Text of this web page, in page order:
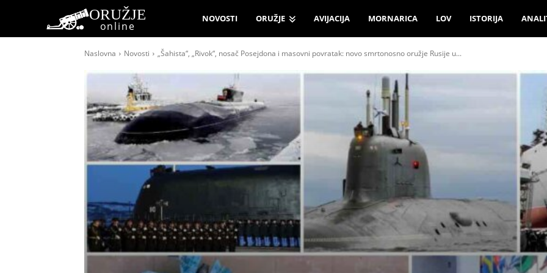
ORUŽJE
online
NOVOSTI ORUŽJE AVIJACIJA MORNARICA LOV ISTORIJA
Naslovna Novosti „Šahista“, „Rivok“, nosač Posejdona i masovni povratak: novo smrtonosno oružje Rusije u...